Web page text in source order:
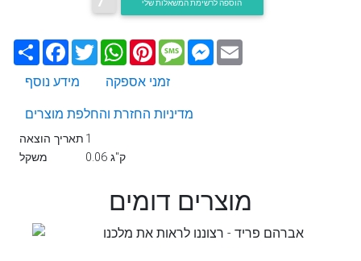
הוספה לרשימת המשאלות שלי
שתף Facebook
TwitterWhatsApp
PinterestMessageMessenger
מידע נוסף
זמני אספקה
מדיניות החזרת והחלפת מוצרים
תאריך הוצאה 1
משקל
0.06 ק"ג
מוצרים דומים